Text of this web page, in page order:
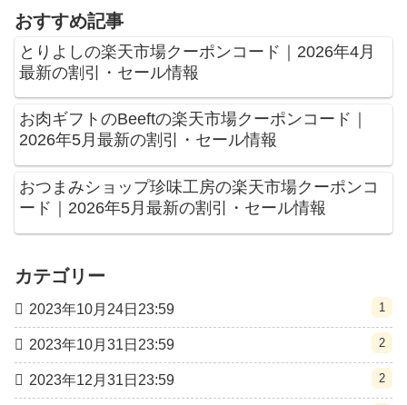
おすすめ記事
とりよしの楽天市場クーポンコード｜2026年4月
最新の割引・セール情報
お肉ギフトのBeeftの楽天市場クーポンコード｜
2026年5月最新の割引・セール情報
おつまみショップ珍味工房の楽天市場クーポンコ
ード｜2026年5月最新の割引・セール情報
カテゴリー
2023年10月24日23:59 1
2023年10月31日23:59 2
2023年12月31日23:59 2